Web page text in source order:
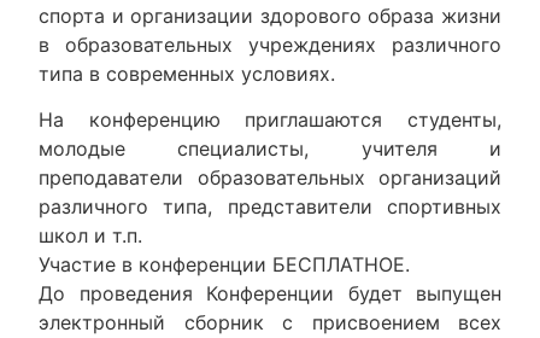
спорта и организации здорового образа жизни
в образовательных учреждениях различного
типа в современных условиях.
На конференцию приглашаются студенты,
молодые специалисты, учителя и
преподаватели образовательных организаций
различного типа, представители спортивных
школ и т.п.
Участие в конференции БЕСПЛАТНОЕ.
До проведения Конференции будет выпущен
электронный сборник с присвоением всех